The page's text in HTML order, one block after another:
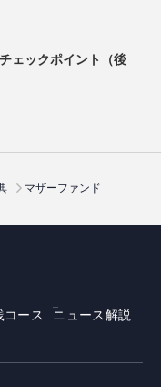
ェックポイント（後
マザーファンド
コース
ニュース解説